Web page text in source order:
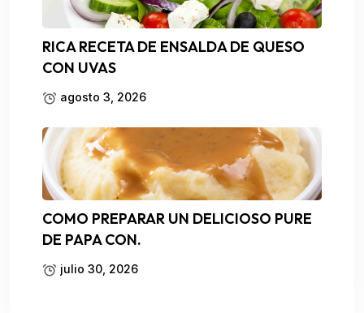
RICA RECETA DE ENSALDA DE QUESO
CON UVAS
agosto 3, 2026
COMO PREPARAR UN DELICIOSO PURE
DE PAPA CON.
julio 30, 2026